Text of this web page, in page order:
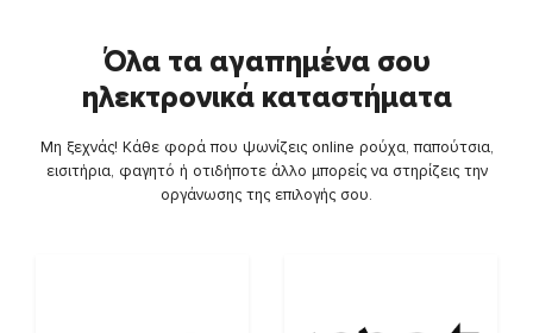
Όλα τα αγαπημένα σου
ηλεκτρονικά καταστήματα
Μη ξεχνάς! Κάθε φορά που ψωνίζεις online ρούχα, παπούτσια,
εισιτήρια, φαγητό ή οτιδήποτε άλλο μπορείς να στηρίζεις την
οργάνωσης της επιλογής σου.